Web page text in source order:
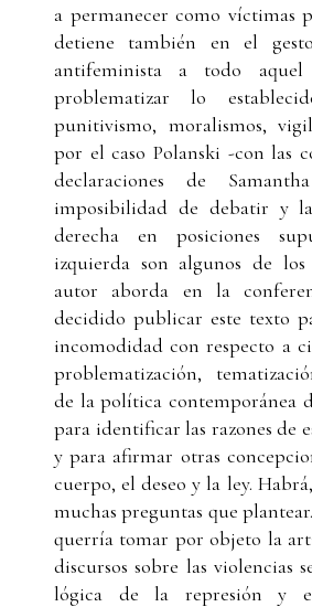
a permanecer como víctimas
detiene también en el
antifeminista a todo aquel
problematizar lo
punitivismo, moralismos,
por el caso Polanski -con las
declaraciones de
imposibilidad de debatir y
derecha en posiciones
izquierda son algunos de
autor aborda en la
decidido publicar este texto
incomodidad con respecto a
problematización,
de la política contemporánea
para identificar las razones de
y para afirmar otras
cuerpo, el deseo y la ley.
muchas preguntas que
querría tomar por objeto la
discursos sobre las violencias
lógica de la represión y